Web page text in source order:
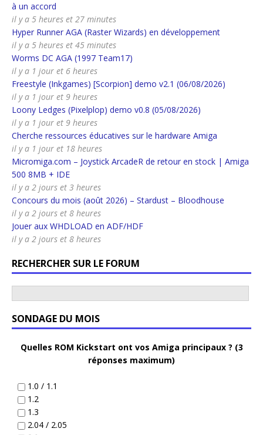
à un accord
il y a 5 heures et 27 minutes
Hyper Runner AGA (Raster Wizards) en développement
il y a 5 heures et 45 minutes
Worms DC AGA (1997 Team17)
il y a 1 jour et 6 heures
Freestyle (Inkgames) [Scorpion] demo v2.1 (06/08/2026)
il y a 1 jour et 9 heures
Loony Ledges (Pixelplop) demo v0.8 (05/08/2026)
il y a 1 jour et 9 heures
Cherche ressources éducatives sur le hardware Amiga
il y a 1 jour et 18 heures
Micromiga.com – Joystick ArcadeR de retour en stock | Amiga
500 8MB + IDE
il y a 2 jours et 3 heures
Concours du mois (août 2026) – Stardust – Bloodhouse
il y a 2 jours et 8 heures
Jouer aux WHDLOAD en ADF/HDF
il y a 2 jours et 8 heures
RECHERCHER SUR LE FORUM
SONDAGE DU MOIS
Quelles ROM Kickstart ont vos Amiga principaux ? (3
réponses maximum)
1.0 / 1.1
1.2
1.3
2.04 / 2.05